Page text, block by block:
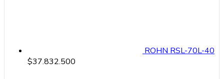
ROHN RSL-70L-40
$37.832.500